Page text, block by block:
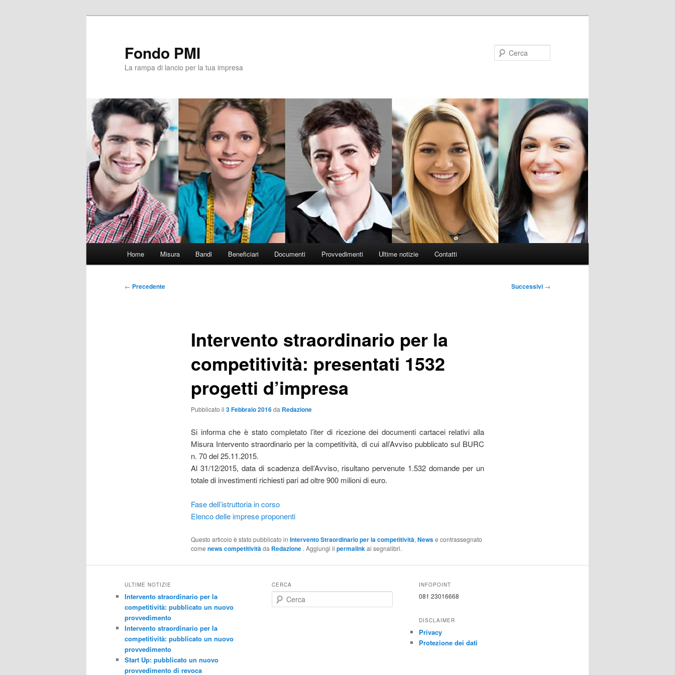
Fondo PMI
La rampa di lancio per la tua impresa
Home Misura Bandi Beneficiari Documenti Provvedimenti Ultime notizie Contatti
Navigazione
← Precedente Successivi →
Intervento straordinario per la
competitività: presentati 1532
progetti d’impresa
Pubblicato il 3 Febbraio 2016da Redazione
Si informa che è stato completato l’iter di ricezione dei documenti cartacei relativi alla
Misura Intervento straordinario per la competitività, di cui all’Avviso pubblicato sul BURC
n. 70 del 25.11.2015.
Al 31/12/2015, data di scadenza dell’Avviso, risultano pervenute 1.532 domande per un
totale di investimenti richiesti pari ad oltre 900 milioni di euro.
Fase dell’istruttoria in corso
Elenco delle imprese proponenti
Questo articolo è stato pubblicato in Intervento Straordinario per la competitività, Newse contrassegnato
come news competitivitàda Redazione . Aggiungi il permalinkai segnalibri.
ULTIME NOTIZIE
Intervento straordinario per la
competitività: pubblicato un nuovo
provvedimento
Intervento straordinario per la
competitività: pubblicato un nuovo
provvedimento
Start Up: pubblicato un nuovo
provvedimento di revoca
CERCA
e
INFOPOINT
081 23016668
DISCLAIMER
Privacy
Protezione dei dati